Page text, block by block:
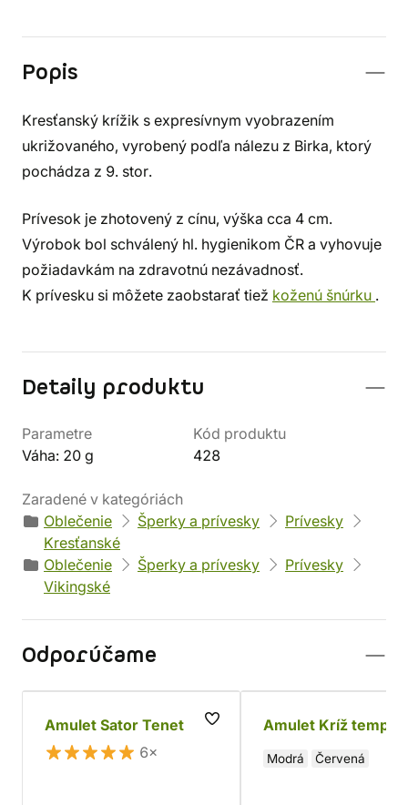
Popis
Kresťanský krížik s expresívnym vyobrazením
ukrižovaného, ​​vyrobený podľa nálezu z Birka, ktorý
pochádza z 9. stor.
Prívesok je zhotovený z cínu, výška cca 4 cm.
Výrobok bol schválený hl. hygienikom ČR a vyhovuje
požiadavkám na zdravotnú nezávadnosť.
K prívesku si môžete zaobstarať tiež koženú šnúrku .
Detaily produktu
Parametre
Váha: 20 g
Kód produktu
428
Zaradené v kategóriách
Oblečenie
Šperky a prívesky
Prívesky
Kresťanské
Oblečenie
Šperky a prívesky
Prívesky
Vikingské
Odporúčame
Amulet Sator Tenet
6×
Amulet Kríž
Modrá Červená